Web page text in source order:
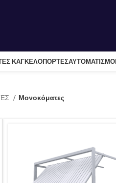
ΚΑΓΚΕΛΟΠΟΡΤΕΣ
Μονοκόματες